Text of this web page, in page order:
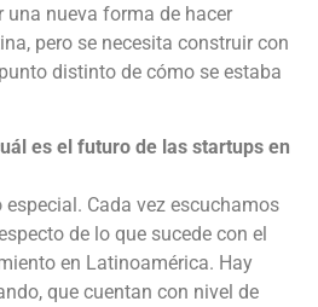
una nueva forma de hacer
pero se necesita construir con
distinto de cómo se estaba
es el futuro de las startups en
Cada vez escuchamos
de lo que sucede con el
en Latinoamérica. Hay
que cuentan con nivel de